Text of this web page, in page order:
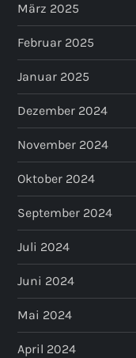
März 2025
Februar 2025
Januar 2025
Dezember 2024
November 2024
Oktober 2024
September 2024
Juli 2024
Juni 2024
Mai 2024
April 2024